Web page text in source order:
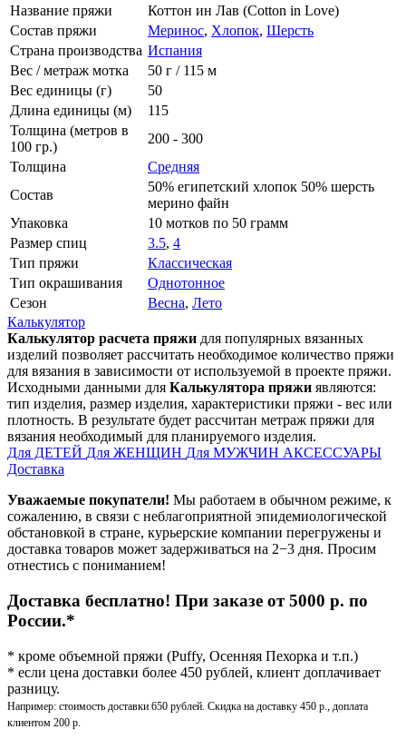
Название пряжи
Коттон ин Лав (Cotton in Love)
Состав пряжи
Меринос, Хлопок, Шерсть
Страна производства Испания
Вес / метраж мотка
50 г / 115 м
Вес единицы (г)
50
Длина единицы (м)
115
Толщина (метров в
100 гр.)
200 - 300
Толщина
Средняя
Состав
50% египетский хлопок 50% шерсть
мерино файн
Упаковка
10 мотков по 50 грамм
Размер спиц
3.5, 4
Тип пряжи
Классическая
Тип окрашивания
Однотонное
Сезон
Весна, Лето
Калькулятор
Калькулятор расчета пряжи для популярных вязанных
изделий позволяет рассчитать необходимое количество пряжи
для вязания в зависимости от используемой в проекте пряжи.
Исходными данными для Калькулятора пряжи являются:
тип изделия, размер изделия, характеристики пряжи - вес или
плотность. В результате будет рассчитан метраж пряжи для
вязания необходимый для планируемого изделия.
Для ДЕТЕЙ Для ЖЕНЩИН Для МУЖЧИН АКСЕССУАРЫ
Доставка
Уважаемые покупатели! Мы работаем в обычном режиме, к
сожалению, в связи с неблагоприятной эпидемиологической
обстановкой в стране, курьерские компании перегружены и
доставка товаров может задерживаться на 2−3 дня. Просим
отнестись с пониманием!
Доставка бесплатно! При заказе от 5000 р. по
России.*
* кроме объемной пряжи (Puffy, Осенняя Пехорка и т.п.)
* если цена доставки более 450 рублей, клиент доплачивает
разницу.
Например: стоимость доставки 650 рублей. Скидка на доставку 450 р., доплата
клиентом 200 р.